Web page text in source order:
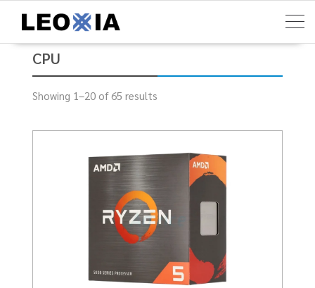
content
CPU
Showing 1–20 of 65 results